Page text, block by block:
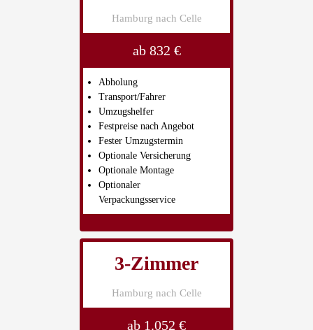
Hamburg nach Celle
ab 832 €
Abholung
Transport/Fahrer
Umzugshelfer
Festpreise nach Angebot
Fester Umzugstermin
Optionale Versicherung
Optionale Montage
Optionaler
Verpackungsservice
3-Zimmer
Hamburg nach Celle
ab 1.052 €